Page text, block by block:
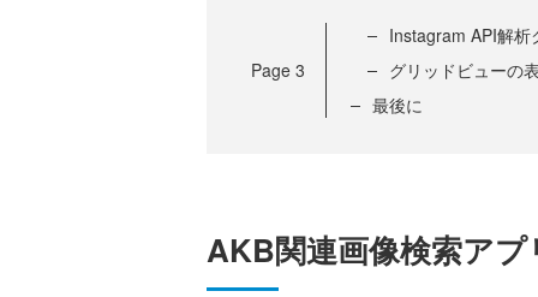
Page 3
Instagram API解析
グリッドビューの
最後に
AKB関連画像検索アプ